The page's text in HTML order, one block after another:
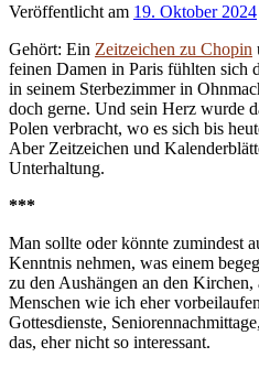
Veröffentlicht am 19. Oktober 2024
Gehört: Ein Zeitzeichen zu Chopin
feinen Damen in Paris fühlten sich
in seinem Sterbezimmer in
doch gerne. Und sein Herz wurde
Polen verbracht, wo es sich bis
Aber Zeitzeichen und
Unterhaltung.
***
Man sollte oder könnte zumindest
Kenntnis nehmen, was einem
zu den Aushängen an den Kirchen,
Menschen wie ich eher
Gottesdienste,
das, eher nicht so interessant.